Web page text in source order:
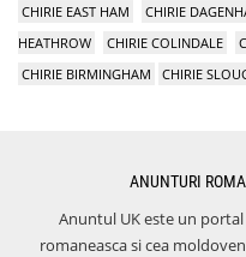
CHIRIE EAST HAM
CHIRIE
HEATHROW
CHIRIE COLINDALE
CHIRIE BIRMINGHAM
CHIRIE
ANUNTURI
Anuntul UK este un
romaneasca si cea